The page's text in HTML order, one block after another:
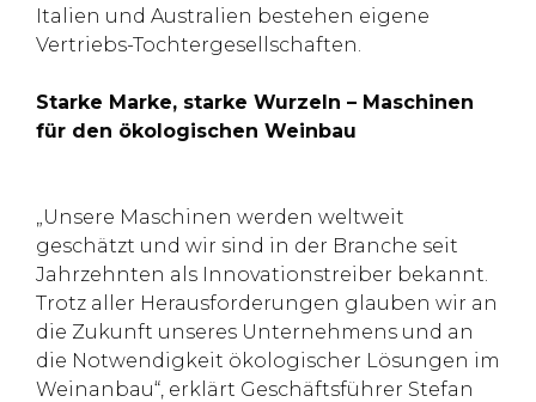
Italien und Australien bestehen eigene
Vertriebs-Tochtergesellschaften.
Starke Marke, starke Wurzeln – Maschinen
für den ökologischen Weinbau
„Unsere Maschinen werden weltweit
geschätzt und wir sind in der Branche seit
Jahrzehnten als Innovationstreiber bekannt.
Trotz aller Herausforderungen glauben wir an
die Zukunft unseres Unternehmens und an
die Notwendigkeit ökologischer Lösungen im
Weinanbau“, erklärt Geschäftsführer Stefan